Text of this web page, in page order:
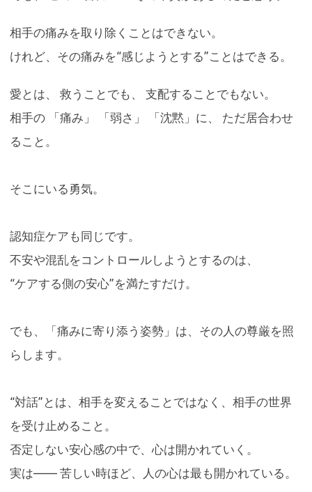
相手の痛みを取り除くことはできない。
けれど、その痛みを“感じようとする”ことはできる。
愛とは、 救うことでも、 支配することでもない。
相手の 「痛み」 「弱さ」 「沈黙」に、 ただ居合わせ
ること。
そこにいる勇気。
認知症ケアも同じです。
不安や混乱をコントロールしようとするのは、
“ケアする側の安心”を満たすだけ。
でも、「痛みに寄り添う姿勢」は、その人の尊厳を照
らします。
“対話”とは、相手を変えることではなく、相手の世界
を受け止めること。
否定しない安心感の中で、心は開かれていく。
実は—— 苦しい時ほど、人の心は最も開かれている。